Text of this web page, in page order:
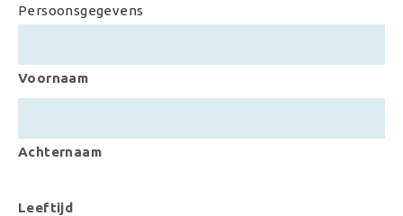
Persoonsgegevens
Voornaam
Achternaam
Leeftijd